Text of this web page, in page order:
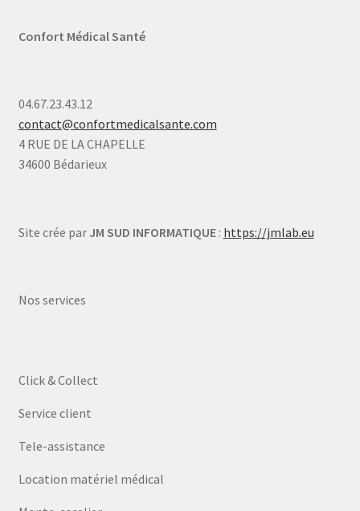
Confort Médical Santé
04.67.23.43.12
contact@confortmedicalsante.com
4 RUE DE LA CHAPELLE
34600 Bédarieux
Site crée par JM SUD INFORMATIQUE: https://jmlab.eu
Nos services
Click & Collect
Service client
Tele-assistance
Location matériel médical